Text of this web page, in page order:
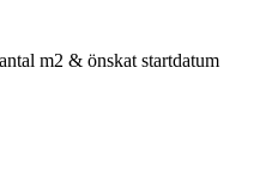
m2 & önskat startdatum